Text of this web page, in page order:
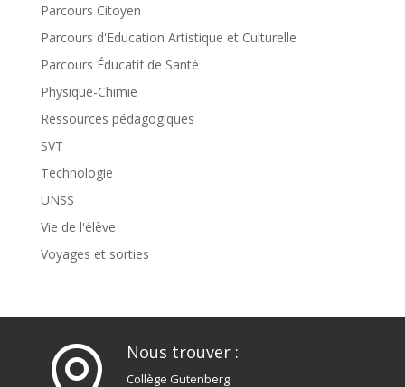
Parcours Citoyen
Parcours d'Education Artistique et Culturelle
Parcours Éducatif de Santé
Physique-Chimie
Ressources pédagogiques
SVT
Technologie
UNSS
Vie de l'élève
Voyages et sorties
Nous trouver :
Collège Gutenberg